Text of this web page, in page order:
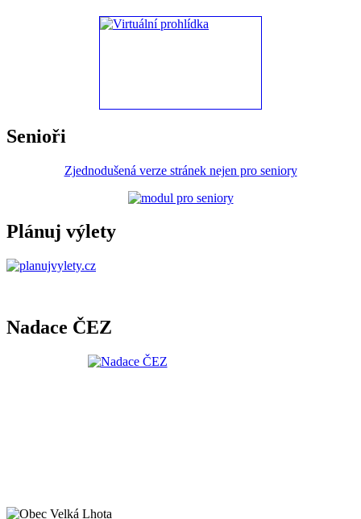
Senioři
Zjednodušená verze stránek nejen pro seniory
Plánuj výlety
Nadace ČEZ